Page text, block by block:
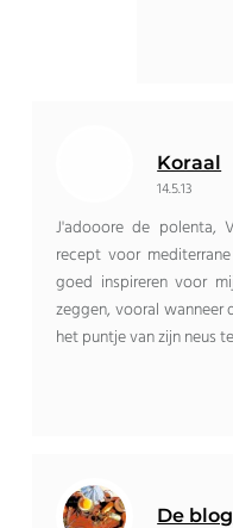
Koraal
14.5.13
J'adooore de polenta,
recept voor
goed inspireren voor
zeggen, vooral wanneer
het puntje van zijn neus
De